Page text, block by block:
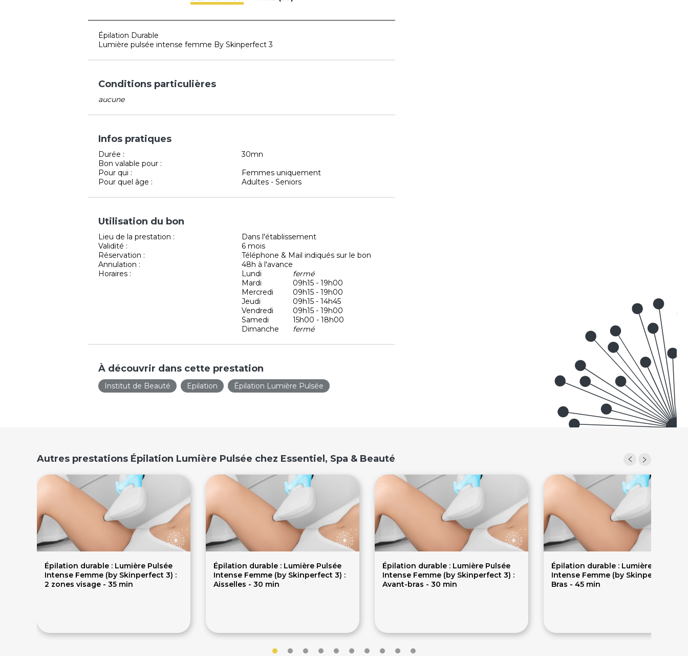
Épilation Durable
Lumière pulsée intense femme By Skinperfect 3
Conditions particulières
aucune
Infos pratiques
Durée :
30mn
Bon valable pour :
Pour qui :
Femmes uniquement
Pour quel âge :
Adultes - Seniors
Utilisation du bon
Lieu de la prestation :
Dans l'établissement
Validité :
6 mois
Réservation :
Téléphone & Mail indiqués sur le bon
Annulation :
48h à l'avance
Horaires :
Lundi
fermé
Mardi
09h15 - 19h00
Mercredi
09h15 - 19h00
Jeudi
09h15 - 14h45
Vendredi
09h15 - 19h00
Samedi
15h00 - 18h00
Dimanche
fermé
À découvrir dans cette prestation
Institut de Beauté Epilation Épilation Lumière Pulsée
Autres prestations Épilation Lumière Pulsée chez Essentiel, Spa & Beauté
Épilation durable : Lumière Pulsée
Intense Femme (by Skinperfect 3) :
2 zones visage - 35 min
Épilation durable : Lumière Pulsée
Intense Femme (by Skinperfect 3) :
Aisselles - 30 min
Épilation durable : Lumière Pulsée
Intense Femme (by Skinperfect 3) :
Avant-bras - 30 min
Épilation durable : Lumière Pulsée
Intense Femme (by Skinperfect 3) :
Bras - 45 min